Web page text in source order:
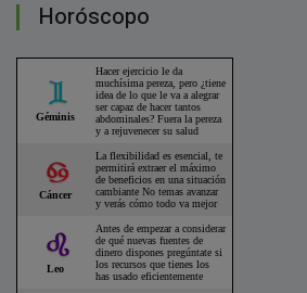
Horóscopo